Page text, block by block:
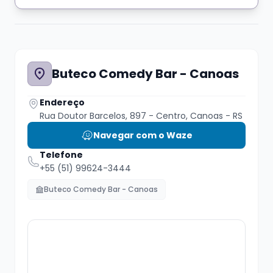
espetáculo, o Buteco conta com um cardápio
variado com porções para até 4 pessoas!!!
Além de chopp artesanal, drinks,
refrigerantes e sucos!!
Cancelamentos e desistências
Buteco Comedy Bar - Canoas
Endereço
Rua Doutor Barcelos, 897 - Centro, Canoas - RS
Navegar com o Waze
Telefone
+55 (51) 99624-3444
Buteco Comedy Bar - Canoas